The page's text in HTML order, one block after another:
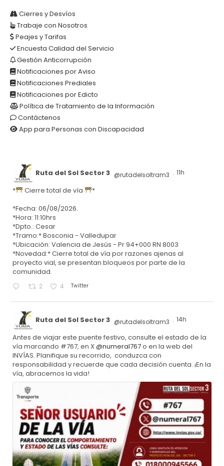
Cierres y Desvíos
Trabaje con Nosotros
Peajes y Tarifas
Encuesta Calidad del Servicio
Gestión Anticorrupción
Notificaciones por Aviso
Notificaciones Prediales
Notificaciones por Edicto
Política de Tratamiento de la Información
Contáctenos
App para Personas con Discapacidad
Ruta del Sol Sector 3 @rutadelsoltram3 · 11h
* Cierre total de vía
*
*Fecha: 06/08/2026.
*Hora: 11:10hrs
*Dpto.: Cesar
*Tramo:* Bosconia - Valledupar
*Ubicación: Valencia de Jesús - Pr 94+000 RN 8003
*Novedad:* Cierre total de vía por razones ajenas al
proyecto vial, se presentan bloqueos por parte de la
comunidad.
2 4 Twitter
Ruta del Sol Sector 3 @rutadelsoltram3 · 14h
Antes de viajar este puente festivo, consulte el estado de la
vía marcando #767, en X@numeral767o en la web del
INVÍAS. Planifique su recorrido, conduzca con
responsabilidad y recuerde que cada decisión cuenta. ¡En la
vía, abracemos la vida!